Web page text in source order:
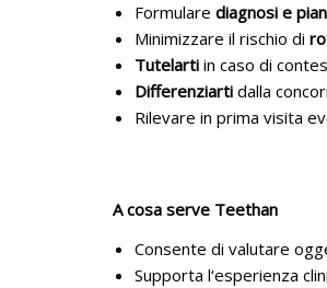
Formulare diagnosi e
Minimizzare il rischio di
Tutelarti in caso di
Differenziarti dalla
Rilevare in prima visita
A cosa serve Teethan
Consente di valutare
Supporta l‘esperienza